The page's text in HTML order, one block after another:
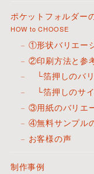
ポケットフォルダー
HOW to CHOOSE
①形状バリエー
②印刷方法と参
└箔押しのバ
└箔押しのサ
③用紙のバリエ
④無料サンプル
お客様の声
制作事例